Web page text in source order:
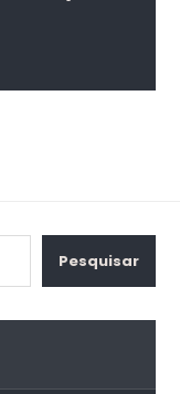
Pesquisar